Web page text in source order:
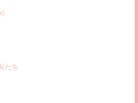
たち